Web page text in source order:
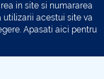
in site si numararea
utilizarii acestui site va
Apasati aici pentru